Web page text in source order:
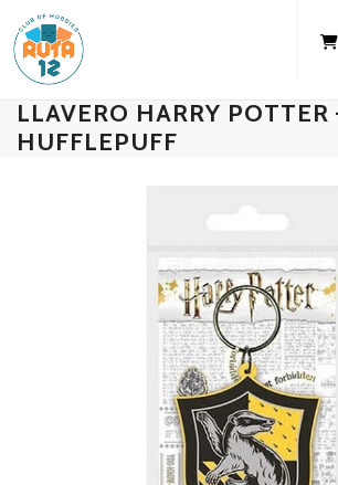
LLAVERO HARRY POTTER
HUFFLEPUFF